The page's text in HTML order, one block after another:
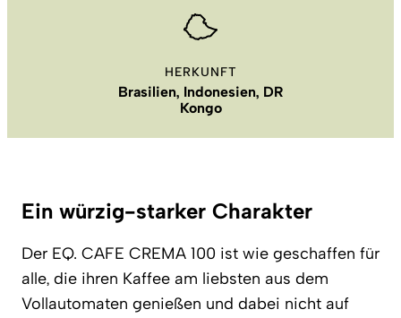
HERKUNFT
Brasilien, Indonesien, DR
Kongo
Ein würzig-starker Charakter
Der EQ. CAFE CREMA 100 ist wie geschaffen für
alle, die ihren Kaffee am liebsten aus dem
Vollautomaten genießen und dabei nicht auf